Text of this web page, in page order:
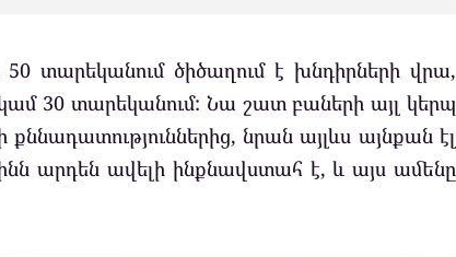
տարեկանում ծիծաղում է խնդիրների վրա,
30 տարեկանում: Նա շատ բաների այլ կերպ
քննադատություններից, նրան այլևս այնքան էլ
արդեն ավելի ինքնավստահ է, և այս ամենը